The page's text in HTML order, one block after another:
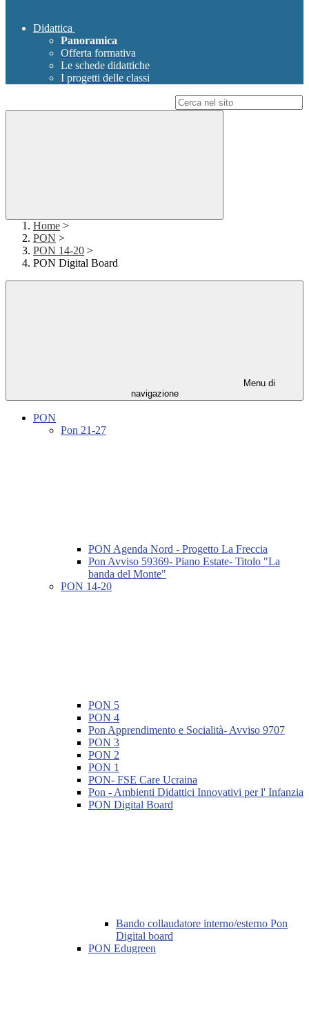
Didattica
Panoramica
Offerta formativa
Le schede didattiche
I progetti delle classi
Home >
PON >
PON 14-20 >
PON Digital Board
Menu di
navigazione
PON
Pon 21-27
PON Agenda Nord - Progetto La Freccia
Pon Avviso 59369- Piano Estate- Titolo "La
banda del Monte"
PON 14-20
PON 5
PON 4
Pon Apprendimento e Socialità- Avviso 9707
PON 3
PON 2
PON 1
PON- FSE Care Ucraina
Pon - Ambienti Didattici Innovativi per l' Infanzia
PON Digital Board
Bando collaudatore interno/esterno Pon
Digital board
PON Edugreen